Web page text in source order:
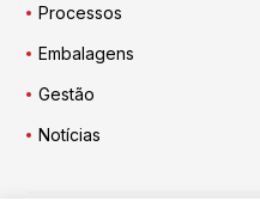
Processos
Embalagens
Gestão
Notícias